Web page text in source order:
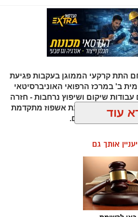
התת קרקעי הממוגן בעקבות פגיעת
ב' במרכז הרפואי האוניברסיטאי
שיקום ושיפוץ נרחבות - חזרה
חדשות, סביבת אשפוז מתקדמת
גם בימי החירום.
עוד
אותך גם